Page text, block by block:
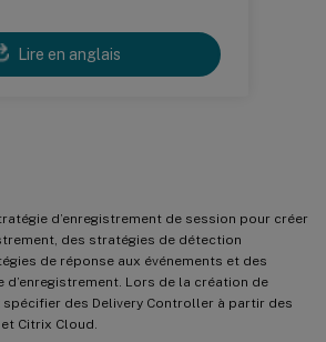
Lire en anglais
d’enregistrement de session pour créer
des stratégies de détection
de réponse aux événements et des
d’enregistrement. Lors de la création de
des Delivery Controller à partir des
Citrix Cloud.